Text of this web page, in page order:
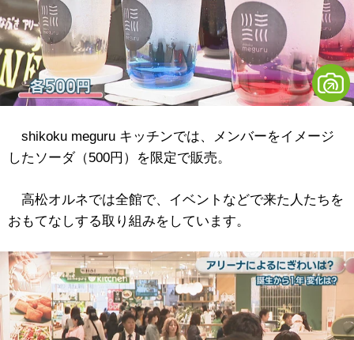
shikoku meguru キッチンでは、メンバーをイメージ
したソーダ（500円）を限定で販売。
高松オルネでは全館で、イベントなどで来た人たちを
おもてなしする取り組みをしています。